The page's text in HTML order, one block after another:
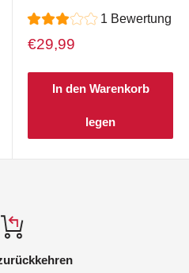
1 Bewertung
Verkaufspreis
€29,99
In den Warenkorb
legen